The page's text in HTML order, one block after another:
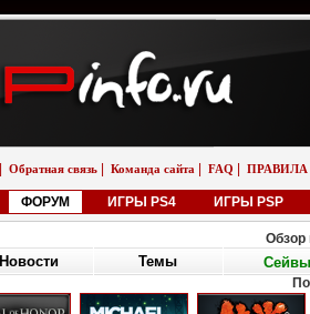
Обратная связь Команда сайта FAQ ПРАВИЛА
ФОРУМ ИГРЫ PS4 ИГРЫ PSP
Обзор
Новости Темы Сейвы